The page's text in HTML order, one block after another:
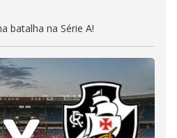
batalha na Série A!